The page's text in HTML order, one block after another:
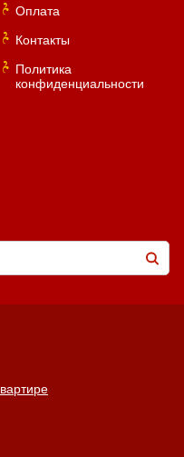
Оплата
Контакты
Политика
конфиденциальности